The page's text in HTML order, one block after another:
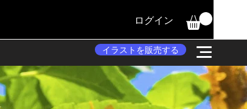
ログイン
イラストを販売する